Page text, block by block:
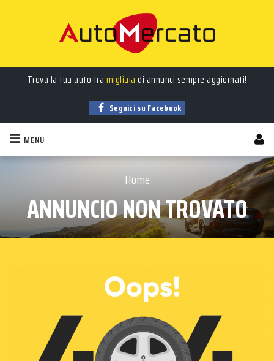
Trova la tua auto tra migliaia di annunci sempre aggiornati!
Seguici su Facebook
MENU
Home
ANNUNCIO NON TROVATO